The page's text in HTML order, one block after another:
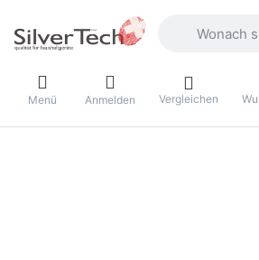
Menü Anmelden Vergleichen